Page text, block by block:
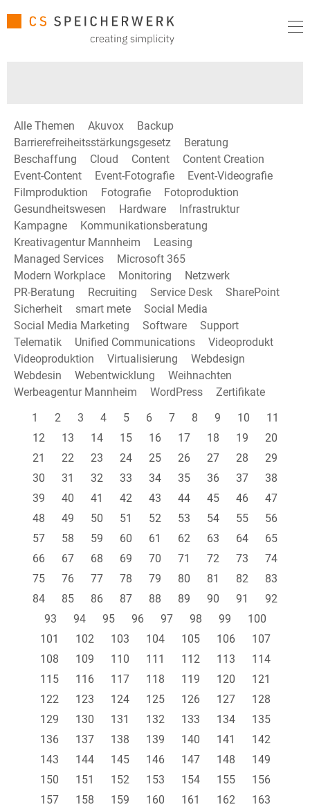
Alle Themen Akuvox
Backup
Barrierefreiheitsstärkungsgesetz
Beratung
Beschaffung
Cloud Content
Content Creation
Event-Content
Event-Fotografie
Event-Videografie
Filmproduktion
Fotografie
Fotoproduktion
Gesundheitswesen
Hardware
Infrastruktur
Kampagne
Kommunikationsberatung
Kreativagentur Mannheim
Leasing
Managed Services
Microsoft 365
Modern Workplace
Monitoring
Netzwerk
PR-Beratung
Recruiting Service Desk
SharePoint
Sicherheit
smart mete
Social Media
Social Media Marketing
Software
Support
Telematik
Unified Communications
Videoprodukt
Videoproduktion
Virtualisierung
Webdesign
Webdesin
Webentwicklung
Weihnachten
Werbeagentur Mannheim
WordPress
Zertifikate
1
2 3 4 5 6 7 8 9 10
11
12
13 14 15 16 17 18 19
20
21
22 23 24 25 26 27 28
29
30
31 32 33 34 35 36 37
38
39
40 41 42 43 44 45 46
47
48
49 50 51 52 53 54 55
56
57
58 59 60 61 62 63 64
65
66
67 68 69 70 71 72 73
74
75
76 77 78 79 80 81 82
83
84
85 86 87 88 89 90 91
92
93
94 95 96 97 98 99
100
101
102 103 104 105 106
107
108
109 110 111 112 113
114
115
116 117 118 119 120
121
122
123 124 125 126 127
128
129
130 131 132 133 134
135
136
137 138 139 140 141
142
143
144 145 146 147 148
149
150
151 152 153 154 155
156
157
158 159 160 161 162
163